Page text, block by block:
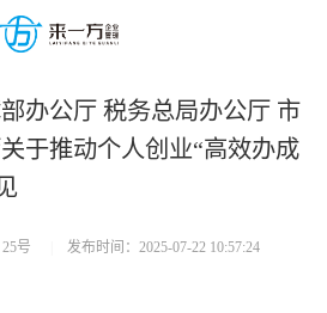
办公厅 税务总局办公厅 市
于推动个人创业“高效办成
号 发布时间：2025-07-22 10:57:24